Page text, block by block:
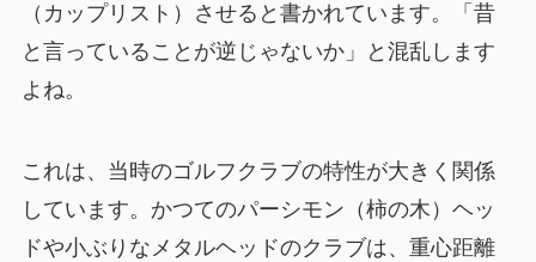
（カップリスト）させると書かれています。「昔
と言っていることが逆じゃないか」と混乱します
よね。
これは、当時のゴルフクラブの特性が大きく関係
しています。かつてのパーシモン（柿の木）ヘッ
ドや小ぶりなメタルヘッドのクラブは、重心距離